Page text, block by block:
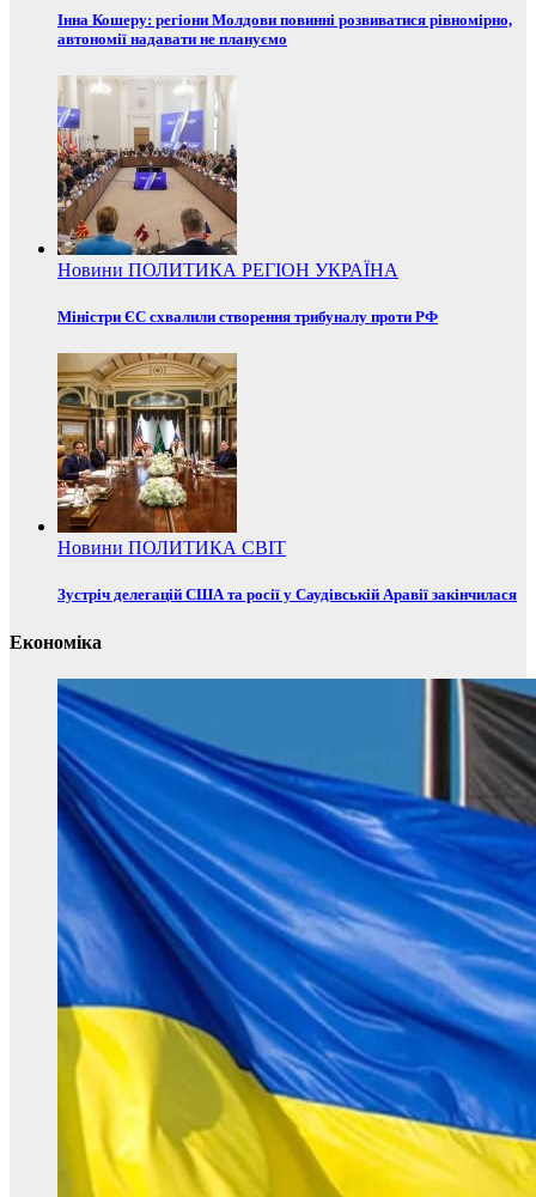
Інна Кошеру: регіони Молдови повинні розвиватися рівномірно,
автономії надавати не плануємо
Новини ПОЛИТИКА РЕГІОН УКРАЇНА
Міністри ЄС схвалили створення трибуналу проти РФ
Новини ПОЛИТИКА СВІТ
Зустріч делегацій США та росії у Саудівській Аравії закінчилася
Економіка